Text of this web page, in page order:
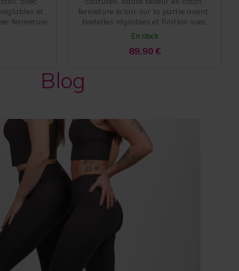
et
fermeture
fermeture éclair sur la partie avant,
bretelles réglables et finition avec
une large bande élastique
En stock
89,90 €
Blog